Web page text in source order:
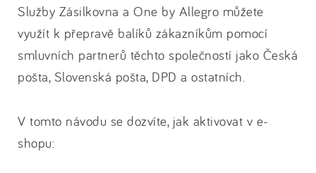
Služby Zásilkovna a One by Allegro můžete
využít k přepravě balíků zákazníkům pomocí
smluvních partnerů těchto společností jako Česká
pošta, Slovenská pošta, DPD a ostatních.
V tomto návodu se dozvíte, jak aktivovat v e-
shopu: